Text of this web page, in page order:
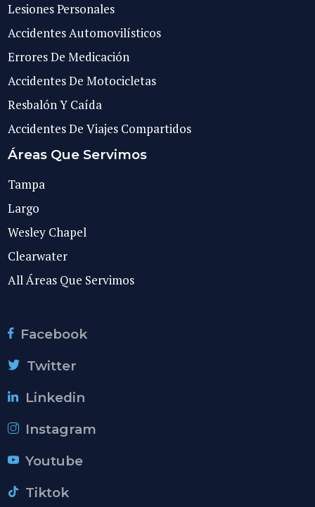
Lesiones Personales
Accidentes Automovilísticos
Errores De Medicación
Accidentes De Motocicletas
Resbalón Y Caída
Accidentes De Viajes Compartidos
Áreas Que Servimos
Tampa
Largo
Wesley Chapel
Clearwater
All Áreas Que Servimos
Facebook
Twitter
Linkedin
Instagram
Youtube
Tiktok